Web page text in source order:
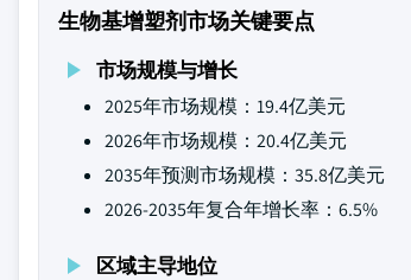
生物基增塑剂市场关键要点
市场规模与增长
2025年市场规模：19.4亿美元
2026年市场规模：20.4亿美元
2035年预测市场规模：35.8亿美元
2026-2035年复合年增长率：6.5%
区域主导地位